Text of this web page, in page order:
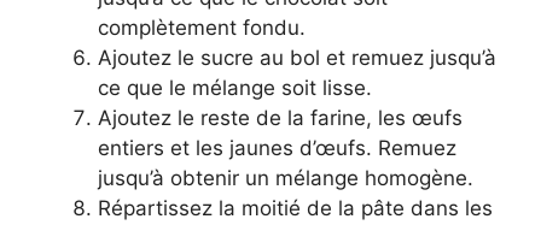
complètement fondu.
Ajoutez le sucre au bol et remuez jusqu’à
ce que le mélange soit lisse.
Ajoutez le reste de la farine, les œufs
entiers et les jaunes d’œufs. Remuez
jusqu’à obtenir un mélange homogène.
Répartissez la moitié de la pâte dans les